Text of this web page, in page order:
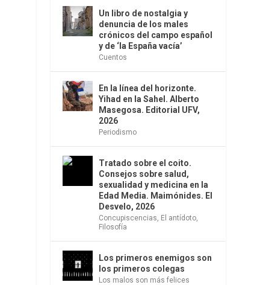
Un libro de nostalgia y
denuncia de los males
crónicos del campo español
y de ‘la España vacía’
Cuentos
En la línea del horizonte.
Yihad en la Sahel. Alberto
Masegosa. Editorial UFV,
2026
Periodismo
Tratado sobre el coito.
Consejos sobre salud,
sexualidad y medicina en la
Edad Media. Maimónides. El
Desvelo, 2026
Concupiscencias El antídoto
Filosofía
Los primeros enemigos son
los primeros colegas
Los malos son más felices